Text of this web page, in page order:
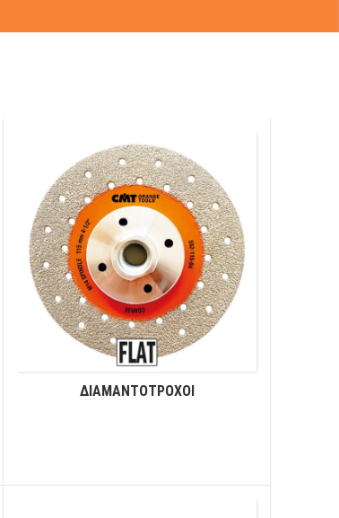
ΔΙΑΜΑΝΤΟΤΡΟΧΟΙ